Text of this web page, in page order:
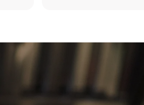
Stima calcolata ipotizzando il
settimanale (42 settimane/